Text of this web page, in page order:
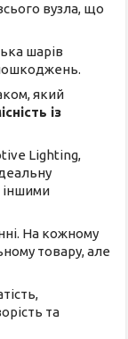
вузла, що
шарів
який
із
Lighting,
іншими
На кожному
товару, але
та